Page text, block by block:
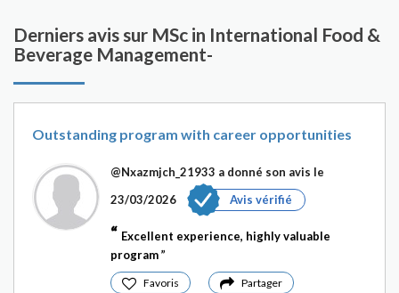
Derniers avis sur MSc in International Food &
Beverage Management-
Outstanding program with career opportunities
@Nxazmjch_21933 a donné son avis le
23/03/2026
Avis vérifié
Excellent experience, highly valuable
program
Favoris Partager